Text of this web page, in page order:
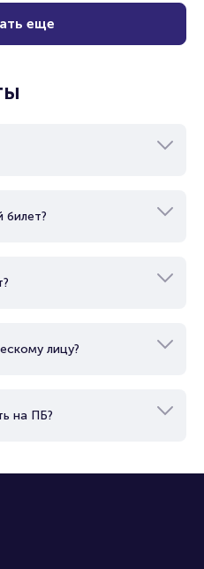
еще
билет?
лицу?
на ПБ?